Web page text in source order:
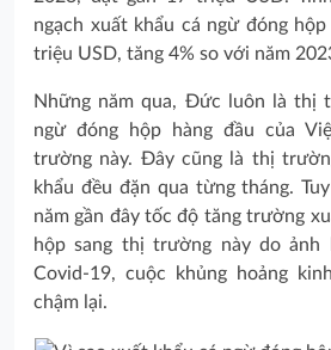
ngạch xuất khẩu cá ngừ đóng
triệu USD, tăng 4% so với năm
Những năm qua, Đức luôn là thị
ngừ đóng hộp hàng đầu của
trường này. Đây cũng là thị
khẩu đều đặn qua từng tháng.
năm gần đây tốc độ tăng trường
hộp sang thị trường này do ảnh
Covid-19, cuộc khủng hoảng
chậm lại.